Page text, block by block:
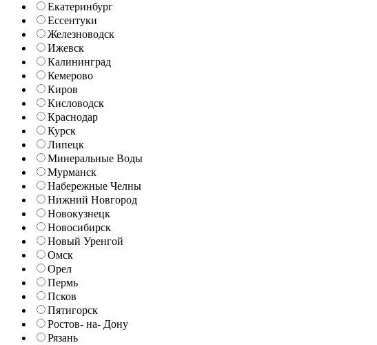
Екатеринбург
Ессентуки
Железноводск
Ижевск
Калининград
Кемерово
Киров
Кисловодск
Краснодар
Курск
Липецк
Минеральные Воды
Мурманск
Набережные Челны
Нижний Новгород
Новокузнецк
Новосибирск
Новый Уренгой
Омск
Орел
Пермь
Псков
Пятигорск
Ростов- на- Дону
Рязань